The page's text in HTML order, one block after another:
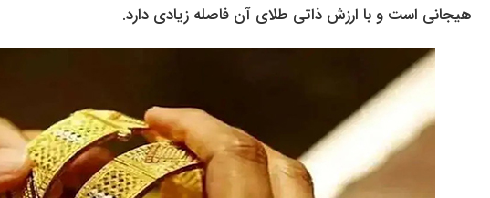
هیجانی است و با ارزش ذاتی طلای آن فاصله زیادی دارد.